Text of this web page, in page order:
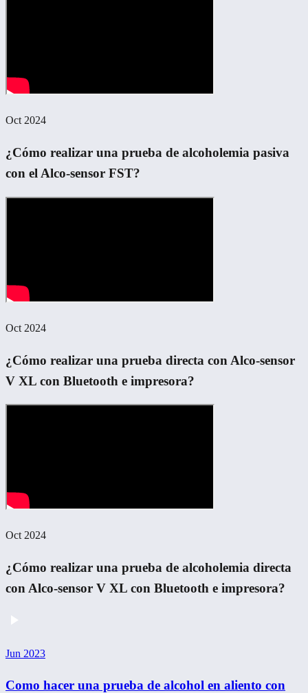
Oct 2024
¿Cómo realizar una prueba de alcoholemia pasiva
con el Alco-sensor FST?
Oct 2024
¿Cómo realizar una prueba directa con Alco-sensor
V XL con Bluetooth e impresora?
Oct 2024
¿Cómo realizar una prueba de alcoholemia directa
con Alco-sensor V XL con Bluetooth e impresora?
Jun 2023
Como hacer una prueba de alcohol en aliento con